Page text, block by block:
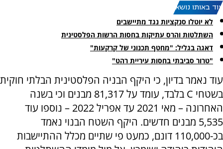
עוד באותו נושא:
לא יוטלו סנקציות נגד מתיישבים
השתלטות והרס עתיקות בחסות הרשות הפלסטינית
דאגה בגליל: "מחטף תכנוני של קרקעות"
"טרור סביבתי בחסות עיריית רהט"
עוד נאמר בדיון, כי היקף הבניה הפלסטינית הבלתי חוקית
בשטחי C בלבד, עומד על 81,317 מבנים וכי בשנה
האחרונה – מאי 2021 עד אפריל 2022 – נוספו עוד
5,535 מבנים חדשים. היקף השטח הבנוי נאמד
בכ-110,000 דונם, כמעט פי שתיים מכלל ההתיישבות